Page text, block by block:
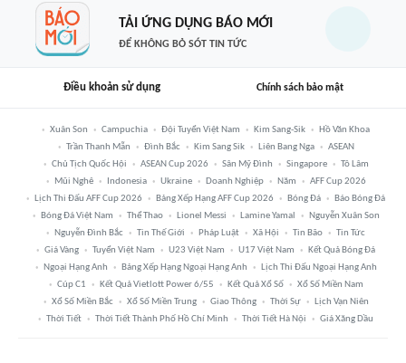
TẢI ỨNG DỤNG BÁO MỚI
ĐỂ KHÔNG BỎ SÓT TIN TỨC
Điều khoản sử dụng Chính sách bảo mật
Xuân Son Campuchia Đội Tuyển Việt Nam Kim Sang-Sik
Hồ Văn Khoa
Trần Thanh Mẫn
Đình Bắc Kim Sang Sik Liên Bang Nga
ASEAN
Chủ Tịch Quốc Hội
ASEAN Cup 2026 Sân Mỹ Đình Singapore
Tô Lâm
Mũi Nghê
Indonesia Ukraine Doanh Nghiệp Năm
AFF Cup 2026
Lịch Thi Đấu AFF Cup 2026
Bảng Xếp Hạng AFF Cup 2026 Bóng Đá
Báo Bóng Đá
Bóng Đá Việt Nam
Thể Thao Lionel Messi Lamine Yamal
Nguyễn Xuân Son
Nguyễn Đình Bắc
Tin Thế Giới Pháp Luật Xã Hội Tin Bão
Tin Tức
Giá Vàng
Tuyển Việt Nam U23 Việt Nam U17 Việt Nam
Kết Quả Bóng Đá
Ngoại Hạng Anh
Bảng Xếp Hạng Ngoại Hạng Anh
Lịch Thi Đấu Ngoại Hạng Anh
Cúp C1
Kết Quả Vietlott Power 6/55 Kết Quả Xổ Số
Xổ Số Miền Nam
Xổ Số Miền Bắc
Xổ Số Miền Trung Giao Thông Thời Sự
Lịch Vạn Niên
Thời Tiết
Thời Tiết Thành Phố Hồ Chí Minh Thời Tiết Hà Nội Giá Xăng Dầu